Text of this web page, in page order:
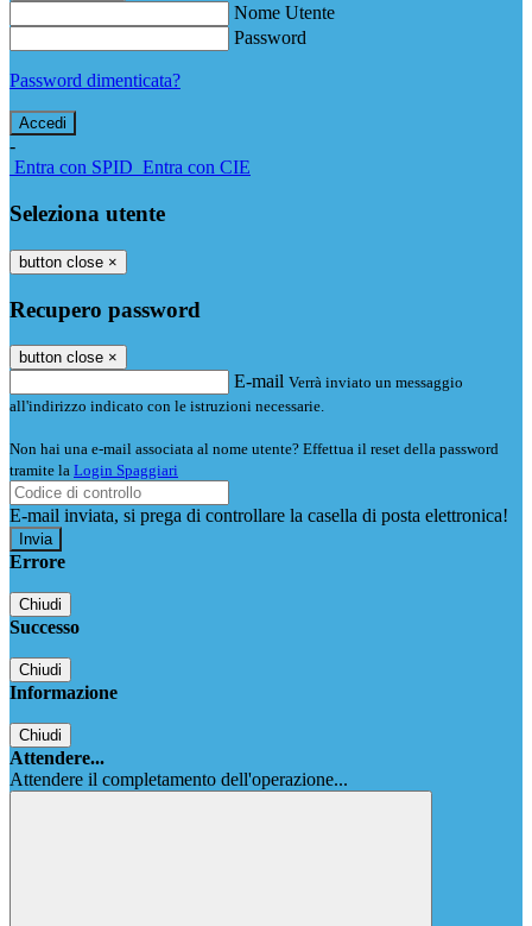
Nome Utente
Password
Password dimenticata?
-
Entra con SPID Entra con CIE
Seleziona utente
button close ×
Recupero password
button close ×
E-mail Verrà inviato un messaggio
all'indirizzo indicato con le istruzioni necessarie.
Non hai una e-mail associata al nome utente? Effettua il reset della password
tramite la Login Spaggiari
E-mail inviata, si prega di controllare la casella di posta elettronica!
Errore
Chiudi
Successo
Chiudi
Informazione
Chiudi
Attendere...
Attendere il completamento dell'operazione...